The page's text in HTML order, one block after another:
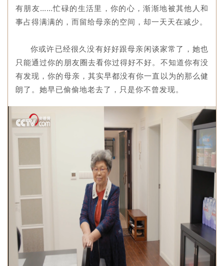
有朋友……忙碌的生活里，你的心，渐渐地被其他人和
事占得满满的，而留给母亲的空间，却一天天在减少。
你或许已经很久没有好好跟母亲闲谈家常了，她也
只能通过你的朋友圈去看你过得好不好。不知道你有没
有发现，你的母亲，其实早都没有你一直以为的那么健
朗了。她早已偷偷地老去了，只是你不曾发现。